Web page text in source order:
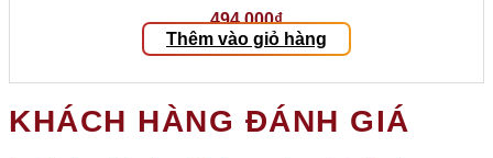
494.000₫
Thêm vào giỏ hàng
KHÁCH HÀNG ĐÁNH GIÁ